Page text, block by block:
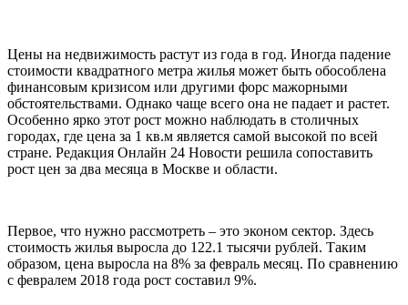
Цены на недвижимость растут из года в год. Иногда падение
стоимости квадратного метра жилья может быть обособлена
финансовым кризисом или другими форс мажорными
обстоятельствами. Однако чаще всего она не падает и растет.
Особенно ярко этот рост можно наблюдать в столичных
городах, где цена за 1 кв.м является самой высокой по всей
стране. Редакция Онлайн 24 Новости решила сопоставить
рост цен за два месяца в Москве и области.
Первое, что нужно рассмотреть – это эконом сектор. Здесь
стоимость жилья выросла до 122.1 тысячи рублей. Таким
образом, цена выросла на 8% за февраль месяц. По сравнению
с февралем 2018 года рост составил 9%.